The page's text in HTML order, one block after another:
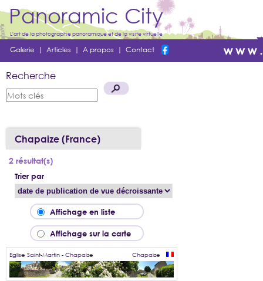
Panoramic City
L'art de la photographie panoramique et de la visite virtuelle
Galerie | Articles | A propos | Contact
Recherche
Chapaize (France)
2 résultat(s)
Trier par
Affichage en liste
Affichage sur la carte
Eglise Saint-Martin - Chapaize Chapaize